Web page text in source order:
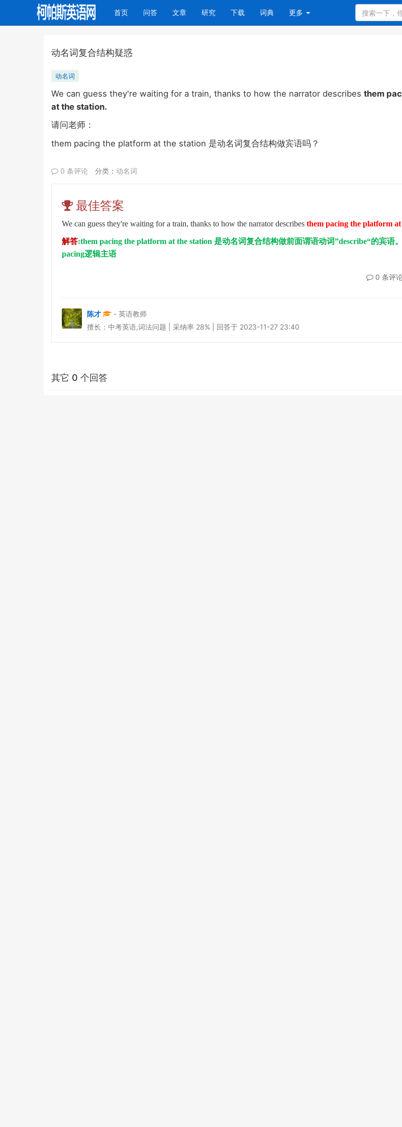
首页(current)
问答 文章 研究 下载 词典 更多
动名词复合结构疑惑
动名词
We can guess they're waiting for a train, thanks to how the narrator describes them
at the station.
请问老师：
them pacing the platform at the station 是动名词复合结构做宾语吗？
0 条评论 分类： 动名词
最佳答案
We can guess they're waiting for a train, thanks to how the narrator describes them pacing the platform
解答:them pacing the platform at the station 是动名词复合结构做前面谓语动词”describe“的宾语。
pacing逻辑主语
0 条评
陈才
- 英语教师
擅长：中考英语,词法问题 | 采纳率 28% | 回答于 2023-11-27 23:40
其它 0 个回答